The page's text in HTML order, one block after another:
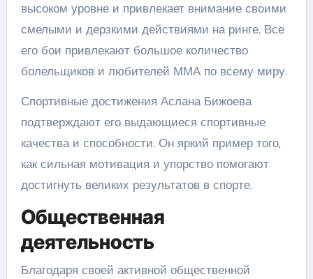
высоком уровне и привлекает внимание своими
смелыми и дерзкими действиями на ринге. Все
его бои привлекают большое количество
болельщиков и любителей ММА по всему миру.
Спортивные достижения Аслана Бижоева
подтверждают его выдающиеся спортивные
качества и способности. Он яркий пример того,
как сильная мотивация и упорство помогают
достигнуть великих результатов в спорте.
Общественная
деятельность
Благодаря своей активной общественной